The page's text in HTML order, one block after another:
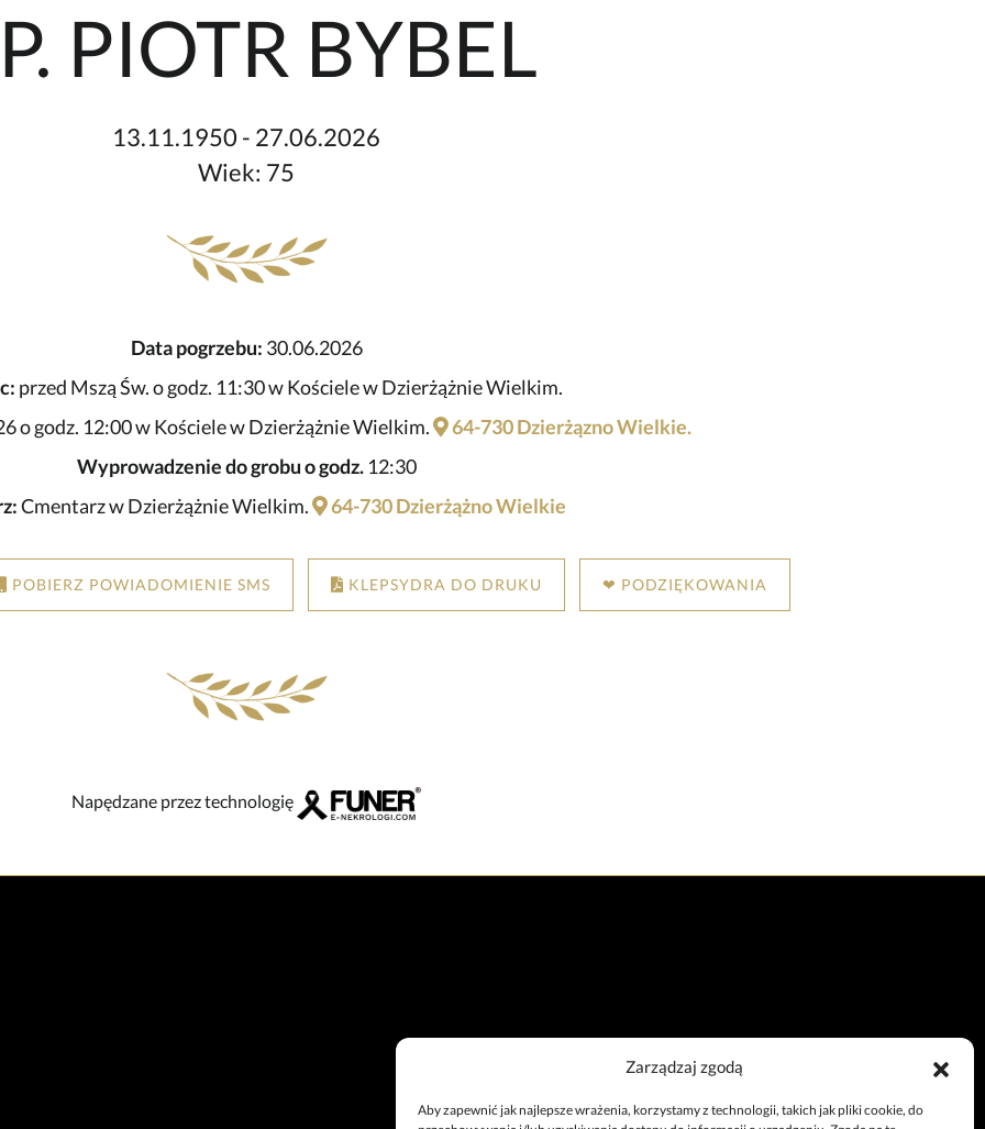
Zarządzaj zgodą
Aby zapewnić jak najlepsze wrażenia, korzystamy z technologii, takich jak pliki cookie, do
PIOTR BYBEL
13.11.1950 - 27.06.2026
Wiek: 75
Data pogrzebu: 30.06.2026
przed Mszą Św. o godz. 11:30 w Kościele w Dzierżążnie Wielkim.
o godz. 12:00 w Kościele w Dzierżążnie Wielkim.
64-730 Dzierżązno Wielkie.
Wyprowadzenie do grobu o godz.12:30
Cmentarz w Dzierżążnie Wielkim. 64-730 Dzierżążno Wielkie
POBIERZ POWIADOMIENIE SMS KLEPSYDRA DO DRUKU ❤ PODZIĘKOWANIA
Napędzane przez technologię
Całodobowy telefon